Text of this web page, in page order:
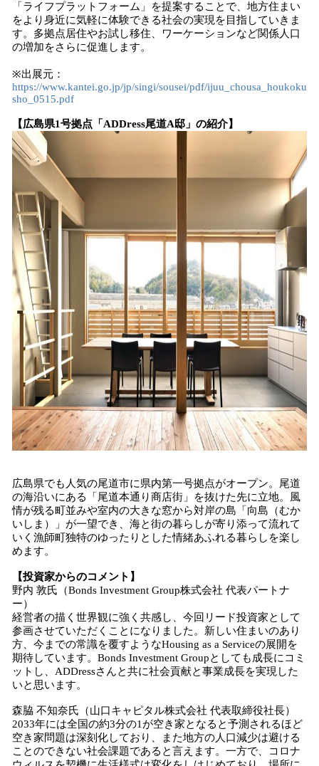
「ライフプラットフォーム」を提案することで、地方住まい
をより身近に気軽に体験できる社会の実現を目指していきま
す。多拠点居住やお試し移住、ワーケーションなど関係人口
の増加をさらに促進します。
※出展元：
https://www.kantei.go.jp/jp/singi/sousei/pdf/ijuu_chousa_houkoku
sho_0515.pdf
【広島県1号拠点「ADDress尾道A邸」の紹介】
広島県でも人気の尾道市に県内第一号拠点がオープン。尾道
の海沿いにある「尾道本通り商店街」を抜けた先に立地。風
情が残る町並みや室内の大きな窓から対岸の島「向島（むか
いしま）」が一望でき、海と街の暮らしが寄り添って流れて
いく漁師町独特のゆったりとした情緒あふれる暮らしを楽し
めます。
【投資家からのコメント】
野内 敦氏（Bonds Investment Group株式会社 代表パートナ
ー）
経営者の描く世界観に強く共感し、今回リード投資家として
参画させていただくことになりました。新しい住まいのあり
方、今までの常識を覆すようなHousing as a Serviceの展開を
期待しています。Bonds Investment Groupとしても成長にコミ
ットし、ADDressさんと共に社会貢献と事業成長を実現した
いと思います。
森脇 不知奈氏（山口キャピタル株式会社 代表取締役社長）
2033年には全国の約3分の1が空き家となると予測されるほど
空き家問題は深刻化しており、また地方の人口減少は避ける
ことのできない社会課題であると言えます。一方で、コロナ